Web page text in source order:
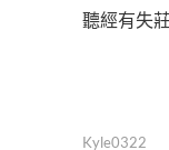
聽經有失
Kyle0322